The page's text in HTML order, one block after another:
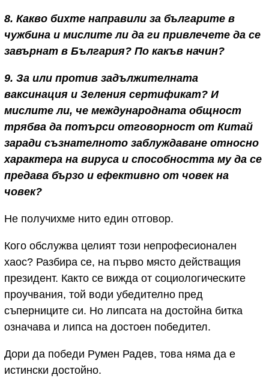
8. Какво бихте направили за българите в
чужбина и мислите ли да ги привлечете да се
завърнат в България? По какъв начин?
9. За или против задължителната
ваксинация и Зеления сертификат? И
мислите ли, че международната общност
трябва да потърси отговорност от Китай
заради съзнателното заблуждаване относно
характера на вируса и способността му да се
предава бързо и ефективно от човек на
човек?
Не получихме нито един отговор.
Кого обслужва целият този непрофесионален
хаос? Разбира се, на първо място действащия
президент. Както се вижда от социологическите
проучвания, той води убедително пред
съперниците си. Но липсата на достойна битка
означава и липса на достоен победител.
Дори да победи Румен Радев, това няма да е
истински достойно.